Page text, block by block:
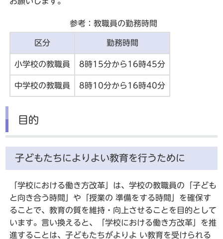
参考：教職員の勤務時間
区分 勤務時間
小学校の教職員 8時15分から16時45分
中学校の教職員 8時10分から16時40分
目的
子どもたちによりよい教育を行うために
「学校における働き方改革」は、学校の教職員の「子ども
と向き合う時間」や「授業の 準備をする時間」を確保す
ることで、教育の質を維持・向上させることを目的として
います。言い換えると、「学校における働き方改革」を推
進することは、子どもたちがよりよ い教育を受けられる